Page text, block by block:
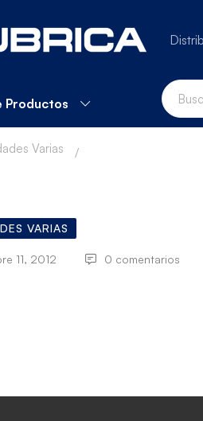
Productos
Varias
VARIAS
11, 2012 0 comentarios